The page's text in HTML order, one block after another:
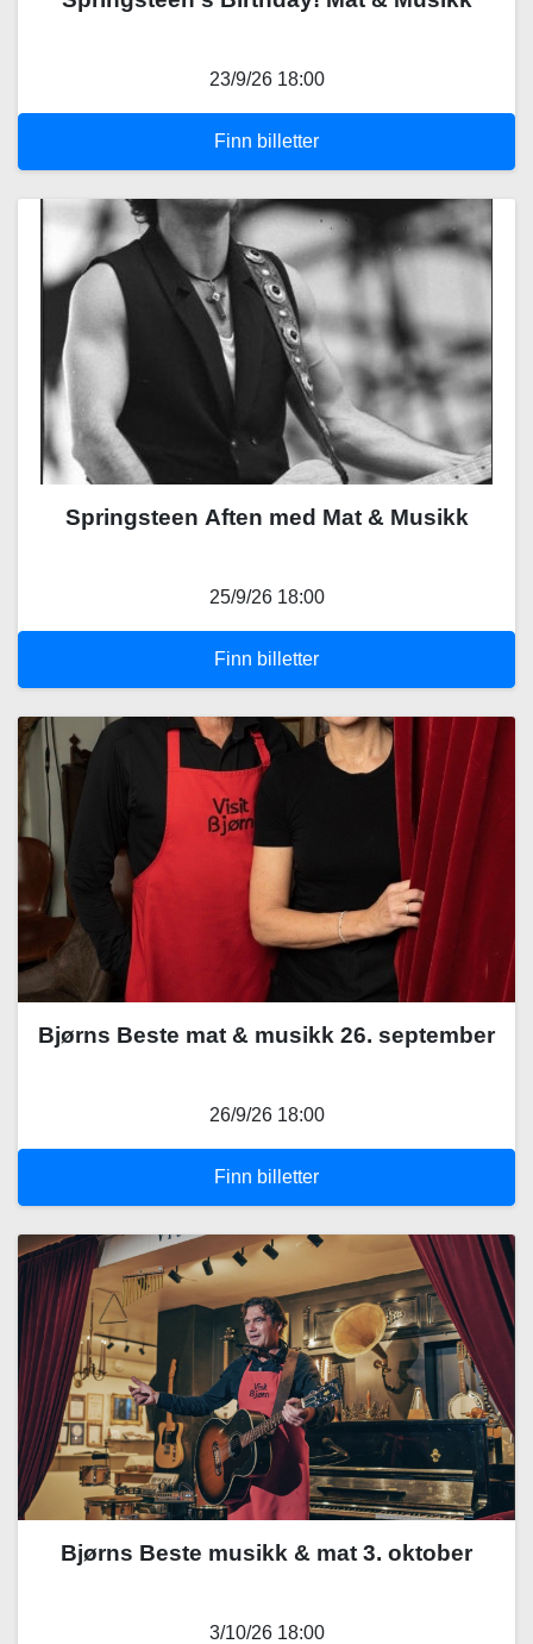
23/9/26 18:00
Finn billetter
Springsteen Aften med Mat & Musikk
25/9/26 18:00
Finn billetter
Bjørns Beste mat & musikk 26. september
26/9/26 18:00
Finn billetter
Bjørns Beste musikk & mat 3. oktober
3/10/26 18:00